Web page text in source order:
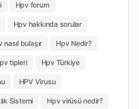
Hpv forum
Hpv hakkında sorular
nasıl bulaşır Hpv Nedir?
tipleri Hpv Türkiye
HPV Virusu
Sistemi Hpv virüsü nedir?